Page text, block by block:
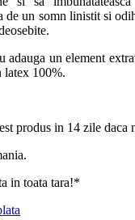
un somn linistit si
adauga un element
latex 100%.
produs in 14 zile daca
in toata tara!*